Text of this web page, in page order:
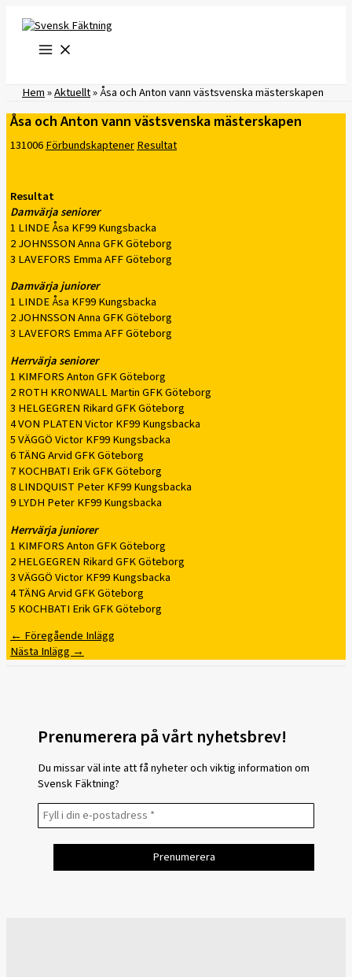
innehåll
Hem»Aktuellt»Åsa och Anton vann västsvenska mästerskapen
Åsa och Anton vann västsvenska mästerskapen
131006FörbundskaptenerResultat
Resultat
Damvärja seniorer
1 LINDE Åsa KF99 Kungsbacka
2 JOHNSSON Anna GFK Göteborg
3 LAVEFORS Emma AFF Göteborg
Damvärja juniorer
1 LINDE Åsa KF99 Kungsbacka
2 JOHNSSON Anna GFK Göteborg
3 LAVEFORS Emma AFF Göteborg
Herrvärja seniorer
1 KIMFORS Anton GFK Göteborg
2 ROTH KRONWALL Martin GFK Göteborg
3 HELGEGREN Rikard GFK Göteborg
4 VON PLATEN Victor KF99 Kungsbacka
5 VÄGGÖ Victor KF99 Kungsbacka
6 TÄNG Arvid GFK Göteborg
7 KOCHBATI Erik GFK Göteborg
8 LINDQUIST Peter KF99 Kungsbacka
9 LYDH Peter KF99 Kungsbacka
Herrvärja juniorer
1 KIMFORS Anton GFK Göteborg
2 HELGEGREN Rikard GFK Göteborg
3 VÄGGÖ Victor KF99 Kungsbacka
4 TÄNG Arvid GFK Göteborg
5 KOCHBATI Erik GFK Göteborg
← Föregående Inlägg
Nästa Inlägg →
Prenumerera på vårt nyhetsbrev!
Du missar väl inte att få nyheter och viktig information om
Svensk Fäktning?